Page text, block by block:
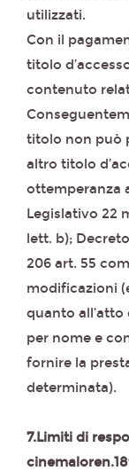
utilizzati.
Con il
titolo
contenuto
titolo non può
altro titolo
ottemperanza
Legislativo 22
lett. b);
206 art. 55
modificazioni
quanto
per nome e
fornire la
determinata).
7.Limiti di